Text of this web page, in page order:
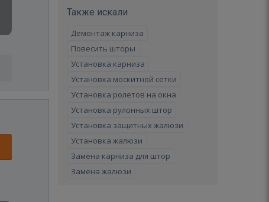
Также искали
Демонтаж карниза
Повесить шторы
Установка карниза
Установка москитной сетки
Установка ролетов на окна
Установка рулонных штор
Установка защитных жалюзи
Установка жалюзи
Замена карниза для штор
Замена жалюзи